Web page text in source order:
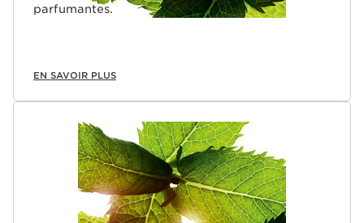
parfumantes.
EN SAVOIR PLUS